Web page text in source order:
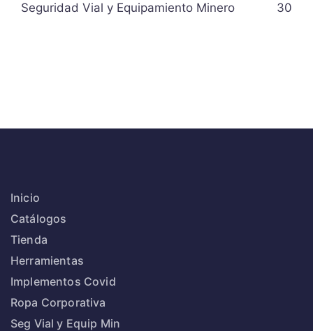
Seguridad Vial y Equipamiento Minero 30
Inicio
Catálogos
Tienda
Herramientas
Implementos Covid
Ropa Corporativa
Seg Vial y Equip Min